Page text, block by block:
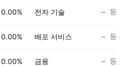
0.00% 전자 기술 등급
0.00% 배포 서비스 등급
0.00% 금융 등급